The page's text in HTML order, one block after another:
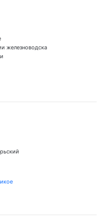
железноводска